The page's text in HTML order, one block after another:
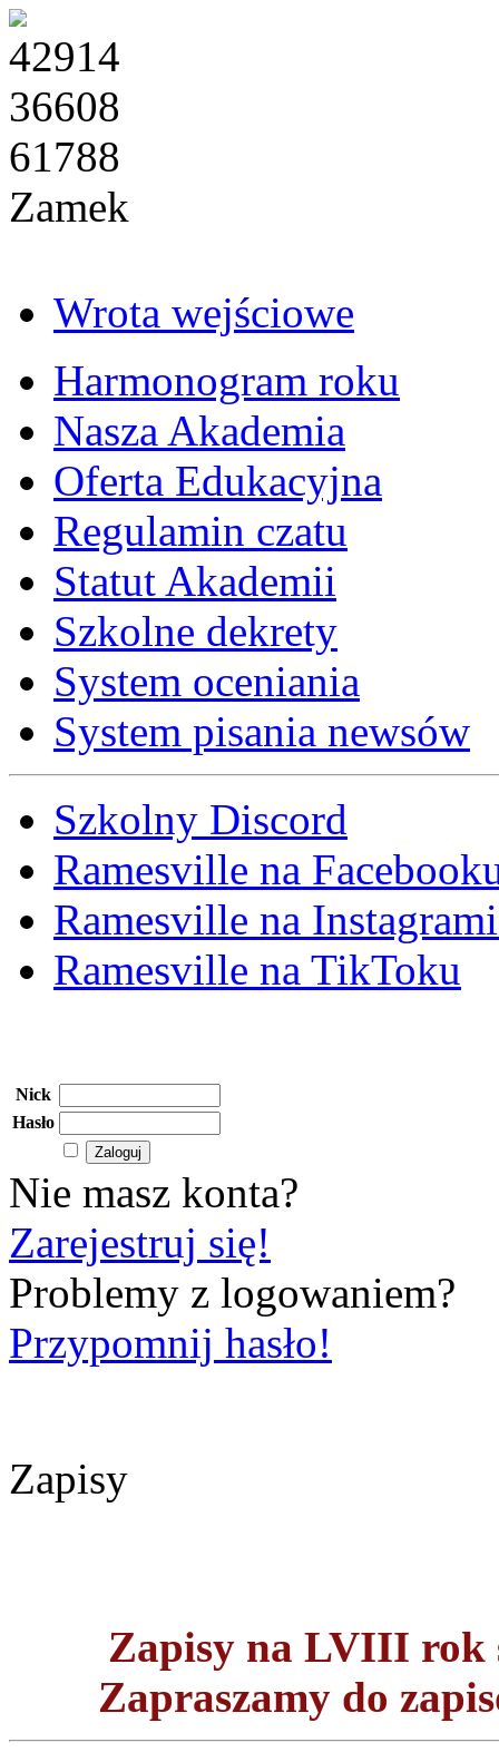
42914
36608
61788
Zamek
Wrota wejściowe
Harmonogram roku
Nasza Akademia
Oferta Edukacyjna
Regulamin czatu
Statut Akademii
Szkolne dekrety
System oceniania
System pisania newsów
Szkolny Discord
Ramesville na
Ramesville na
Ramesville na TikToku
Nick
Hasło
Nie masz konta?
Zarejestruj się!
Problemy z logowaniem?
Przypomnij hasło!
Zapisy
Zapisy na LVIII
Zapraszamy do